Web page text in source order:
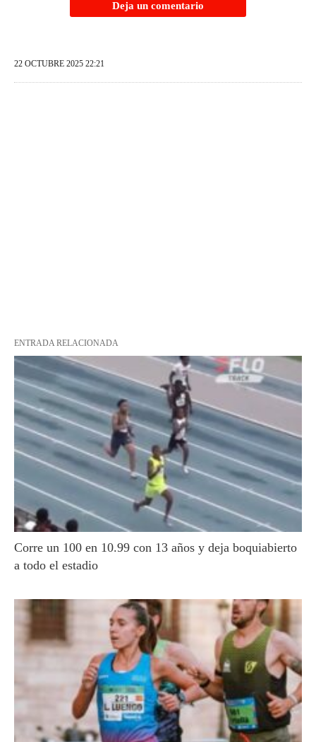
Deja un comentario
22 OCTUBRE 2025 22:21
ENTRADA RELACIONADA
Corre un 100 en 10.99 con 13 años y deja boquiabierto
a todo el estadio